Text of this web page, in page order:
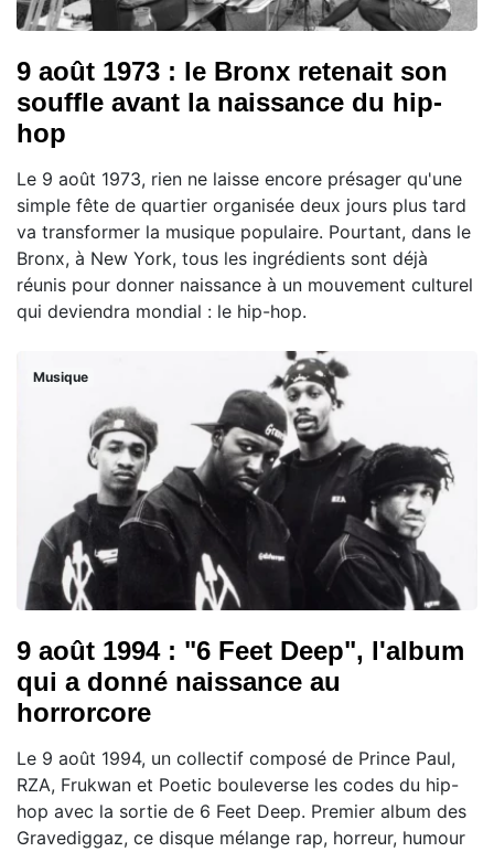
9 août 1973 : le Bronx retenait son
souffle avant la naissance du hip-
hop
Le 9 août 1973, rien ne laisse encore présager qu'une
simple fête de quartier organisée deux jours plus tard
va transformer la musique populaire. Pourtant, dans le
Bronx, à New York, tous les ingrédients sont déjà
réunis pour donner naissance à un mouvement culturel
qui deviendra mondial : le hip-hop.
Musique
9 août 1994 : "6 Feet Deep", l'album
qui a donné naissance au
horrorcore
Le 9 août 1994, un collectif composé de Prince Paul,
RZA, Frukwan et Poetic bouleverse les codes du hip-
hop avec la sortie de 6 Feet Deep. Premier album des
Gravediggaz, ce disque mélange rap, horreur, humour